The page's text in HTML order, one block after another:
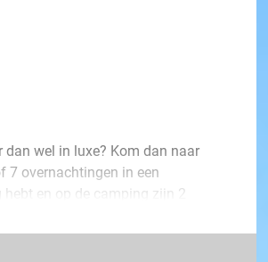
dan wel in luxe? Kom dan naar
7 overnachtingen in een
en op de camping zijn 2
in het zwembad, probeer een
of bezoek het stadje Luzy.